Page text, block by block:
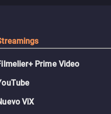
Prime Video
ViX